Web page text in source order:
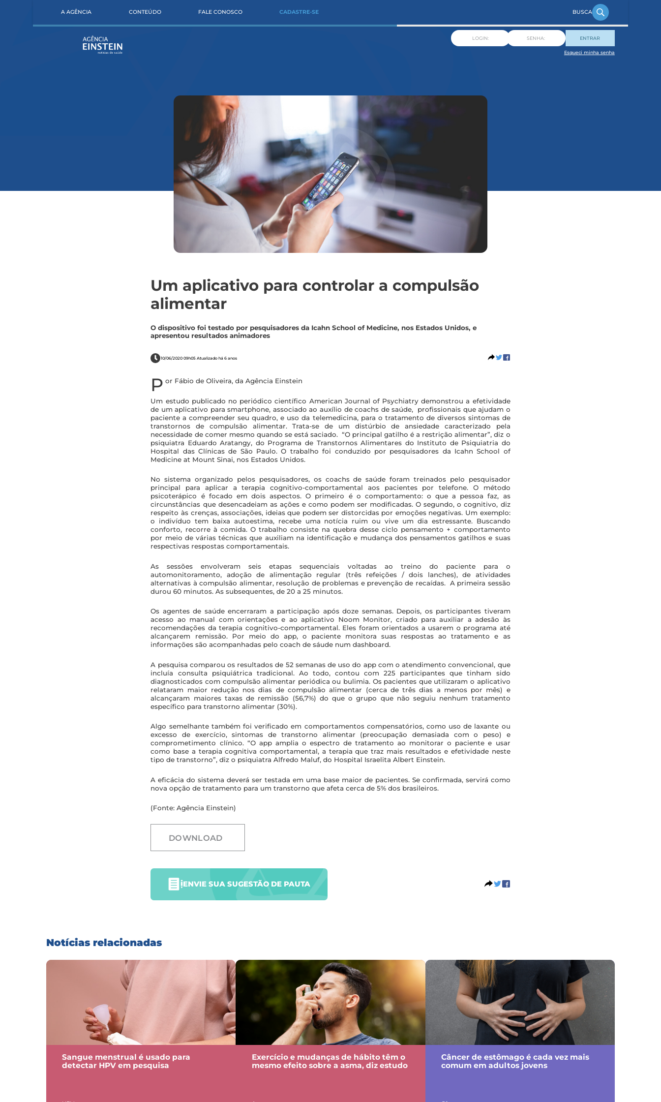
A AGÊNCIA CONTEÚDO FALE CONOSCO CADASTRE-SE
ENTRAR
Esqueci minha senha
Um aplicativo para controlar a compulsão
alimentar
O dispositivo foi testado por pesquisadores da Icahn School of Medicine, nos Estados Unidos, e
apresentou resultados animadores
10/06/2020 09h05 Atualizado há 6 anos
P or Fábio de Oliveira, da Agência Einstein
Um estudo publicado no periódico científico American Journal of Psychiatry demonstrou a efetividade
de um aplicativo para smartphone, associado ao auxílio de coachs de saúde, profissionais que ajudam o
paciente a compreender seu quadro, e uso da telemedicina, para o tratamento de diversos sintomas de
transtornos de compulsão alimentar. Trata-se de um distúrbio de ansiedade caracterizado pela
necessidade de comer mesmo quando se está saciado. “O principal gatilho é a restrição alimentar”, diz o
psiquiatra Eduardo Aratangy, do Programa de Transtornos Alimentares do Instituto de Psiquiatria do
Hospital das Clínicas de São Paulo. O trabalho foi conduzido por pesquisadores da Icahn School of
Medicine at Mount Sinai, nos Estados Unidos.
No sistema organizado pelos pesquisadores, os coachs de saúde foram treinados pelo pesquisador
principal para aplicar a terapia cognitivo-comportamental aos pacientes por telefone. O método
psicoterápico é focado em dois aspectos. O primeiro é o comportamento: o que a pessoa faz, as
circunstâncias que desencadeiam as ações e como podem ser modificadas. O segundo, o cognitivo, diz
respeito às crenças, associações, ideias que podem ser distorcidas por emoções negativas. Um exemplo:
o indivíduo tem baixa autoestima, recebe uma notícia ruim ou vive um dia estressante. Buscando
conforto, recorre à comida. O trabalho consiste na quebra desse ciclo pensamento + comportamento
por meio de várias técnicas que auxiliam na identificação e mudança dos pensamentos gatilhos e suas
respectivas respostas comportamentais.
As sessões envolveram seis etapas sequenciais voltadas ao treino do paciente para o
automonitoramento, adoção de alimentação regular (três refeições / dois lanches), de atividades
alternativas à compulsão alimentar, resolução de problemas e prevenção de recaídas. A primeira sessão
durou 60 minutos. As subsequentes, de 20 a 25 minutos.
Os agentes de saúde encerraram a participação após doze semanas. Depois, os participantes tiveram
acesso ao manual com orientações e ao aplicativo Noom Monitor, criado para auxiliar a adesão às
recomendações da terapia cognitivo-comportamental. Eles foram orientados a usarem o programa até
alcançarem remissão. Por meio do app, o paciente monitora suas respostas ao tratamento e as
informações são acompanhadas pelo coach de sáude num dashboard.
A pesquisa comparou os resultados de 52 semanas de uso do app com o atendimento convencional, que
incluía consulta psiquiátrica tradicional. Ao todo, contou com 225 participantes que tinham sido
diagnosticados com compulsão alimentar periódica ou bulimia. Os pacientes que utilizaram o aplicativo
relataram maior redução nos dias de compulsão alimentar (cerca de três dias a menos por mês) e
alcançaram maiores taxas de remissão (56,7%) do que o grupo que não seguiu nenhum tratamento
específico para transtorno alimentar (30%).
Algo semelhante também foi verificado em comportamentos compensatórios, como uso de laxante ou
excesso de exercício, sintomas de transtorno alimentar (preocupação demasiada com o peso) e
comprometimento clínico. “O app amplia o espectro de tratamento ao monitorar o paciente e usar
como base a terapia cognitiva comportamental, a terapia que traz mais resultados e efetividade neste
tipo de transtorno”, diz o psiquiatra Alfredo Maluf, do Hospital Israelita Albert Einstein.
A eficácia do sistema deverá ser testada em uma base maior de pacientes. Se confirmada, servirá como
nova opção de tratamento para um transtorno que afeta cerca de 5% dos brasileiros.
(Fonte: Agência Einstein)
DOWNLOAD
ENVIE SUA SUGESTÃO DE PAUTA
Notícias relacionadas
Sangue menstrual é usado para
detectar HPV em pesquisa
Exercício e mudanças de hábito têm o
mesmo efeito sobre a asma, diz estudo
Câncer de estômago é cada vez mais
comum em adultos jovens